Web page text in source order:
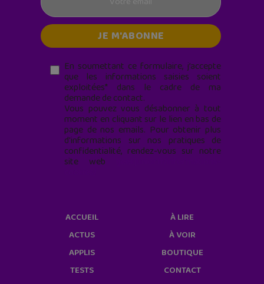
En soumettant ce formulaire, j’accepte
que les informations saisies soient
exploitées* dans le cadre de ma
demande de contact.
Vous pouvez vous désabonner à tout
moment en cliquant sur le lien en bas de
page de nos emails. Pour obtenir plus
d'informations sur nos pratiques de
confidentialité, rendez-vous sur notre
site web
ACCUEIL
ACTUS
APPLIS
TESTS
À LIRE
À VOIR
BOUTIQUE
CONTACT